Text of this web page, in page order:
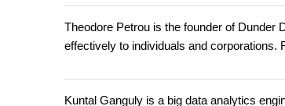
Theodore Petrou is the founder of Dunder
effectively to individuals and corporations.
Kuntal Ganguly is a big data analytics